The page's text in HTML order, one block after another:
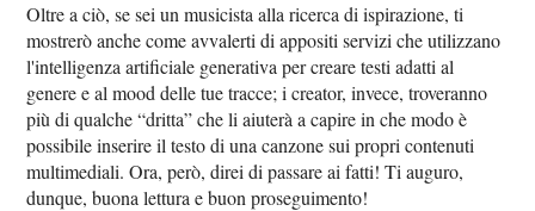
Oltre a ciò, se sei un musicista alla ricerca di ispirazione, ti
mostrerò anche come avvalerti di appositi servizi che utilizzano
l'intelligenza artificiale generativa per creare testi adatti al
genere e al mood delle tue tracce; i creator, invece, troveranno
più di qualche “dritta” che li aiuterà a capire in che modo è
possibile inserire il testo di una canzone sui propri contenuti
multimediali. Ora, però, direi di passare ai fatti! Ti auguro,
dunque, buona lettura e buon proseguimento!